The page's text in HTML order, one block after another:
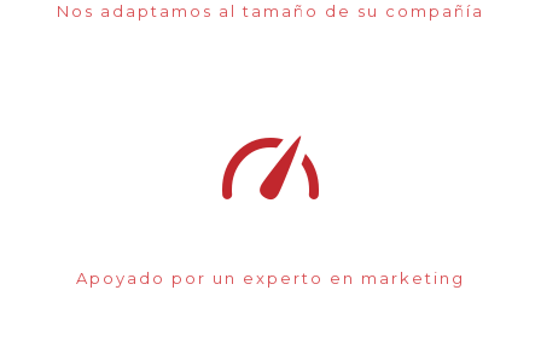
Nos adaptamos al tamaño de su compañía
Apoyado por un experto en marketing